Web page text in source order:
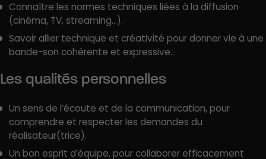
Connaître les normes techniques liées à la diffusion
(cinéma, TV, streaming…).
Savoir allier technique et créativité pour donner vie à une
bande-son cohérente et expressive.
Les qualités personnelles
Un sens de l’écoute et de la communication, pour
comprendre et respecter les demandes du
réalisateur(trice).
Un bon esprit d’équipe, pour collaborer efficacement